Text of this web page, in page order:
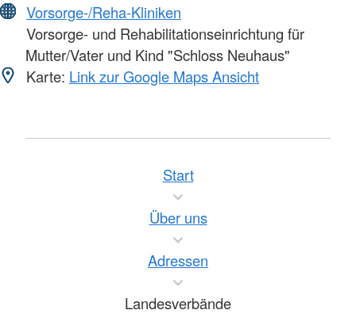
Vorsorge-/Reha-Kliniken
Vorsorge- und Rehabilitationseinrichtung für
Mutter/Vater und Kind "Schloss Neuhaus"
Karte: Link zur Google Maps Ansicht
Start
Über uns
Adressen
Landesverbände